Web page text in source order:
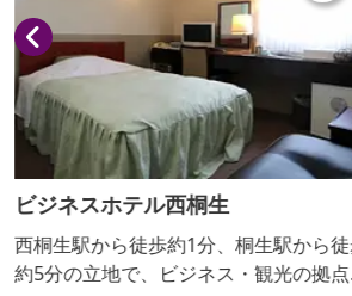
ジネスホテル西桐生
桐生駅から徒歩約1分、桐生駅から徒歩
5分の立地で、ビジネス・観光の拠点と